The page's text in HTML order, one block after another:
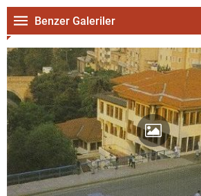
Benzer Galeriler